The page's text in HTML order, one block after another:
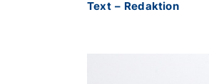
Text – Redaktion